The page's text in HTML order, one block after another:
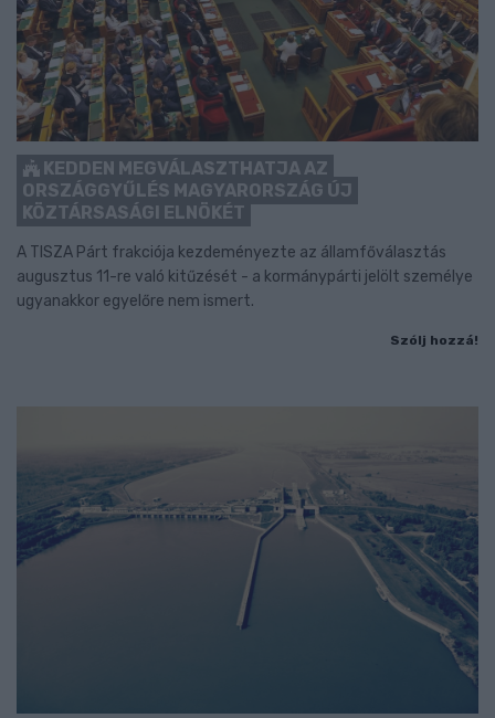
KEDDEN MEGVÁLASZTHATJA AZ
ORSZÁGGYŰLÉS MAGYARORSZÁG ÚJ
KÖZTÁRSASÁGI ELNÖKÉT
A TISZA Párt frakciója kezdeményezte az államfőválasztás
augusztus 11-re való kitűzését - a kormánypárti jelölt személye
ugyanakkor egyelőre nem ismert.
Szólj hozzá!